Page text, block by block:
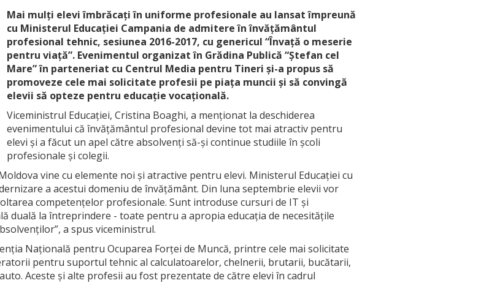
Mai mulți elevi îmbrăcați în uniforme profesionale au lansat împreună
cu Ministerul Educației Campania de admitere în învățământul
profesional tehnic, sesiunea 2016-2017, cu genericul “Învață o meserie
pentru viață”. Evenimentul organizat în Grădina Publică “Ștefan cel
Mare” în parteneriat cu Centrul Media pentru Tineri și-a propus să
promoveze cele mai solicitate profesii pe piața muncii și să convingă
elevii să opteze pentru educație vocațională.
Viceministrul Educației, Cristina Boaghi, a menționat la deschiderea
evenimentului că învățământul profesional devine tot mai atractiv pentru
elevi și a făcut un apel către absolvenți să-și continue studiile în școli
profesionale și colegii.
vine cu elemente noi și atractive pentru elevi. Ministerul Educației cu
a acestui domeniu de învățământ. Din luna septembrie elevii vor
competențelor profesionale. Sunt introduse cursuri de IT și
duală la întreprindere - toate pentru a apropia educația de necesitățile
a spus viceministrul.
Națională pentru Ocuparea Forței de Muncă, printre cele mai solicitate
pentru suportul tehnic al calculatoarelor, chelnerii, brutarii, bucătarii,
Aceste și alte profesii au fost prezentate de către elevi în cadrul